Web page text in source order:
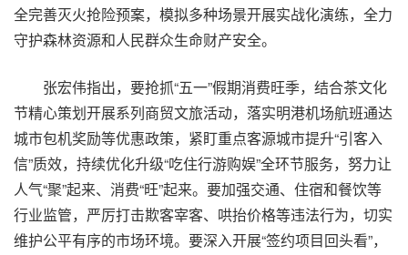
全完善灭火抢险预案，模拟多种场景开展实战化演练，全力
守护森林资源和人民群众生命财产安全。
张宏伟指出，要抢抓“五一”假期消费旺季，结合茶文化
节精心策划开展系列商贸文旅活动，落实明港机场航班通达
城市包机奖励等优惠政策，紧盯重点客源城市提升“引客入
信”质效，持续优化升级“吃住行游购娱”全环节服务，努力让
人气“聚”起来、消费“旺”起来。要加强交通、住宿和餐饮等
行业监管，严厉打击欺客宰客、哄抬价格等违法行为，切实
维护公平有序的市场环境。要深入开展“签约项目回头看”，